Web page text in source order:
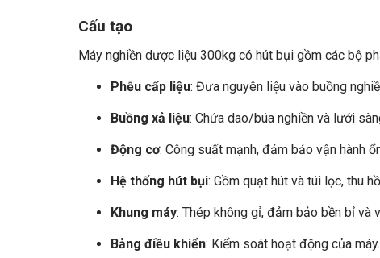
Cấu tạo
Máy nghiền dược liệu 300kg có hút bụi gồm các bộ
Phễu cấp liệu: Đưa nguyên liệu vào buồng
Buồng xả liệu: Chứa dao/búa nghiền và lưới
Động cơ: Công suất mạnh, đảm bảo vận hành
Hệ thống hút bụi: Gồm quạt hút và túi lọc, thu
Khung máy: Thép không gỉ, đảm bảo bền bỉ và
Bảng điều khiển: Kiểm soát hoạt động của máy.